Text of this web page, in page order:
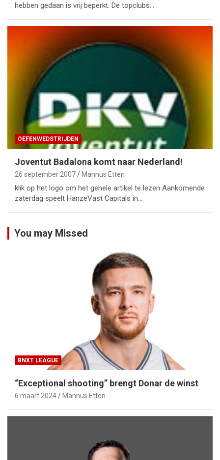
hebben gedaan is vrij beperkt. De topclubs…
OEFENWEDSTRIJDEN
Joventut Badalona komt naar Nederland!
26 september 2007 Mannus Etten
klik op het logo om het gehele artikel te lezen Aankomende
zaterdag speelt HanzeVast Capitals in…
You may Missed
BNXT LEAGUE
“Exceptional shooting” brengt Donar de winst
6 maart 2024 Mannus Etten